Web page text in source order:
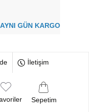
AYNI GÜN KARGO
İletişim
Sepetim